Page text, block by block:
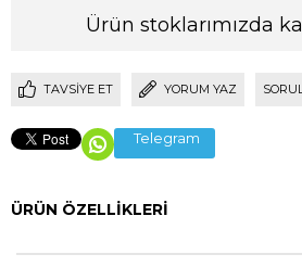
Ürün stoklarımızda
TAVSIYE ET YORUM YAZ
Telegram
ÜRÜN ÖZELLIKLERI